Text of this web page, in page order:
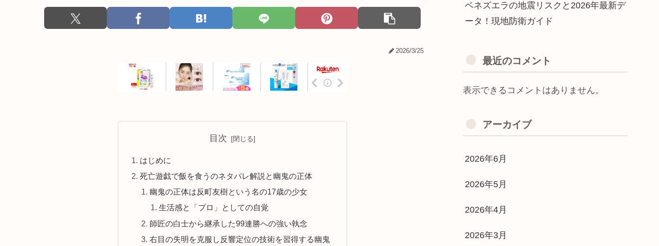
2026/3/25
目次
はじめに
死亡遊戯で飯を食うのネタバレ解説と幽鬼の正体
幽鬼の正体は反町友樹という名の17歳の少女
生活感と「プロ」としての自覚
師匠の白士から継承した99連勝への強い執念
右目の失明を克服し反響定位の技術を習得する幽鬼
ベネズエラの地震リスクと2026年最新デ
ータ！現地防衛ガイド
最近のコメント
表示できるコメントはありません。
アーカイブ
2026年6月
2026年5月
2026年4月
2026年3月